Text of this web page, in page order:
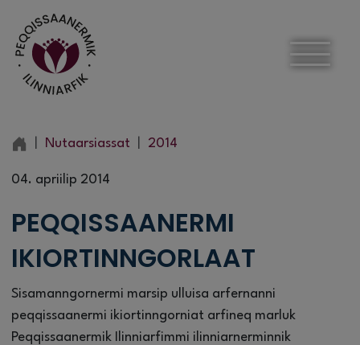
Nutaarsiassat 2014
04. apriilip 2014
PEQQISSAANERMI
IKIORTINNGORLAAT
Sisamanngornermi marsip ulluisa arfernanni
peqqissaanermi ikiortinngorniat arfineq marluk
Peqqissaanermik Ilinniarfimmi ilinniarnerminnik